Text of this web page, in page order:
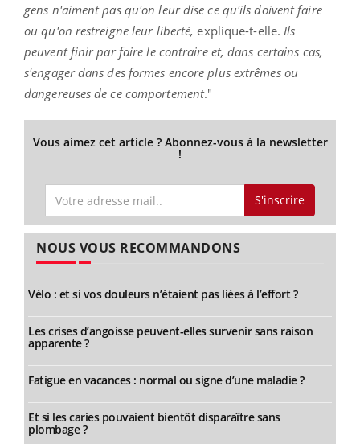
gens n'aiment pas qu'on leur dise ce qu'ils doivent faire
ou qu'on restreigne leur liberté, explique-t-elle. Ils
peuvent finir par faire le contraire et, dans certains cas,
s'engager dans des formes encore plus extrêmes ou
dangereuses de ce comportement."
Vous aimez cet article ? Abonnez-vous à la newsletter
!
S'inscrire
NOUS VOUS RECOMMANDONS
Vélo : et si vos douleurs n’étaient pas liées à l’effort ?
Les crises d’angoisse peuvent-elles survenir sans raison
apparente ?
Fatigue en vacances : normal ou signe d’une maladie ?
Et si les caries pouvaient bientôt disparaître sans
plombage ?